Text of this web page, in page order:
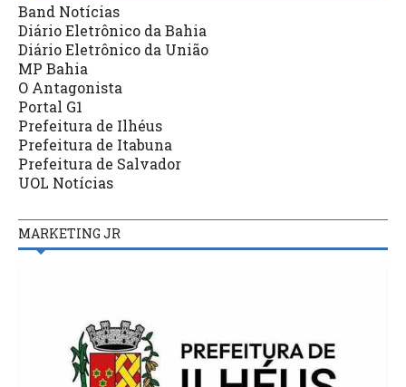
Band Notícias
Diário Eletrônico da Bahia
Diário Eletrônico da União
MP Bahia
O Antagonista
Portal G1
Prefeitura de Ilhéus
Prefeitura de Itabuna
Prefeitura de Salvador
UOL Notícias
MARKETING JR